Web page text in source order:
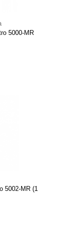
5000-MR
5002-MR (1